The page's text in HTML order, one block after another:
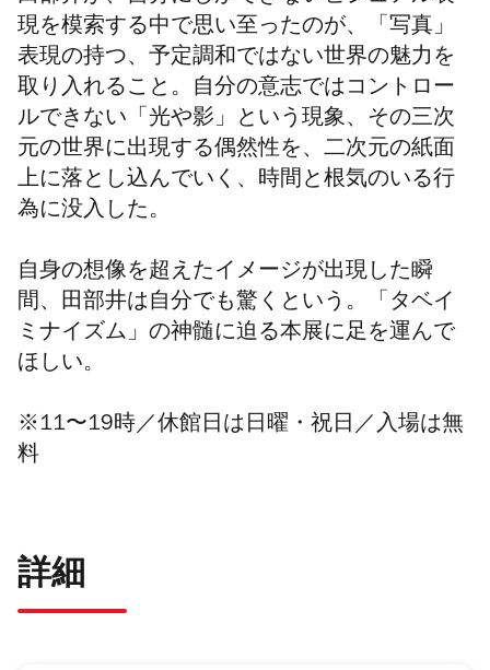
現を模索する中で思い至ったのが、「写真」
表現の持つ、予定調和ではない世界の魅力を
取り入れること。自分の意志ではコントロー
ルできない「光や影」という現象、その三次
元の世界に出現する偶然性を、二次元の紙面
上に落とし込んでいく、時間と根気のいる行
為に没入した。
自身の想像を超えたイメージが出現した瞬
間、田部井は自分でも驚くという。「タベイ
ミナイズム」の神髄に迫る本展に足を運んで
ほしい。
※11〜19時／休館日は 日曜・祝日 ／ 入場は無
料
詳細